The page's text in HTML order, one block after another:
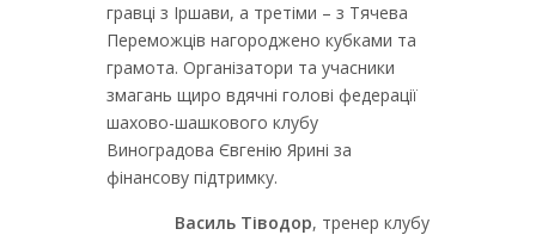
гравці з Іршави, а третіми – з Тячева
Переможців нагороджено кубками та
грамота. Організатори та учасники
змагань щиро вдячні голові федерації
шахово-шашкового клубу
Виноградова Євгенію Ярині за
фінансову підтримку.
Василь Тіводор, тренер клубу